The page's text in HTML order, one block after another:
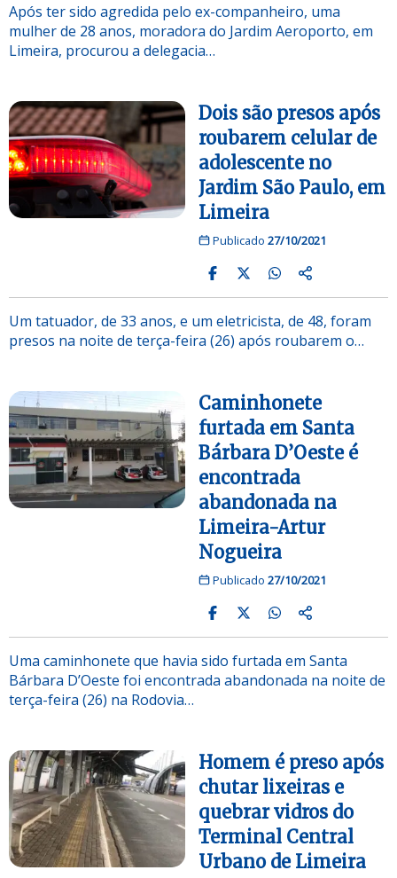
Após ter sido agredida pelo ex-companheiro, uma
mulher de 28 anos, moradora do Jardim Aeroporto, em
Limeira, procurou a delegacia…
Dois são presos após
roubarem celular de
adolescente no
Jardim São Paulo, em
Limeira
Publicado 27/10/2021
Um tatuador, de 33 anos, e um eletricista, de 48, foram
presos na noite de terça-feira (26) após roubarem o…
Caminhonete
furtada em Santa
Bárbara D’Oeste é
encontrada
abandonada na
Limeira-Artur
Nogueira
Publicado 27/10/2021
Uma caminhonete que havia sido furtada em Santa
Bárbara D’Oeste foi encontrada abandonada na noite de
terça-feira (26) na Rodovia…
Homem é preso após
chutar lixeiras e
quebrar vidros do
Terminal Central
Urbano de Limeira